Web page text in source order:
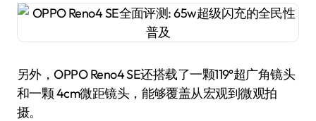
另外，OPPO Reno4 SE还搭载了一颗119°超广角镜头
和一颗 4cm微距镜头，能够覆盖从宏观到微观拍
摄。